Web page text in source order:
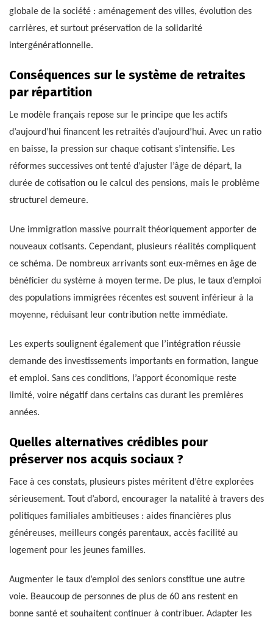
globale de la société : aménagement des villes, évolution des
carrières, et surtout préservation de la solidarité
intergénérationnelle.
Conséquences sur le système de retraites
par répartition
Le modèle français repose sur le principe que les actifs
d’aujourd’hui financent les retraités d’aujourd’hui. Avec un ratio
en baisse, la pression sur chaque cotisant s’intensifie. Les
réformes successives ont tenté d’ajuster l’âge de départ, la
durée de cotisation ou le calcul des pensions, mais le problème
structurel demeure.
Une immigration massive pourrait théoriquement apporter de
nouveaux cotisants. Cependant, plusieurs réalités compliquent
ce schéma. De nombreux arrivants sont eux-mêmes en âge de
bénéficier du système à moyen terme. De plus, le taux d’emploi
des populations immigrées récentes est souvent inférieur à la
moyenne, réduisant leur contribution nette immédiate.
Les experts soulignent également que l’intégration réussie
demande des investissements importants en formation, langue
et emploi. Sans ces conditions, l’apport économique reste
limité, voire négatif dans certains cas durant les premières
années.
Quelles alternatives crédibles pour
préserver nos acquis sociaux ?
Face à ces constats, plusieurs pistes méritent d’être explorées
sérieusement. Tout d’abord, encourager la natalité à travers des
politiques familiales ambitieuses : aides financières plus
généreuses, meilleurs congés parentaux, accès facilité au
logement pour les jeunes familles.
Augmenter le taux d’emploi des seniors constitue une autre
voie. Beaucoup de personnes de plus de 60 ans restent en
bonne santé et souhaitent continuer à contribuer. Adapter les